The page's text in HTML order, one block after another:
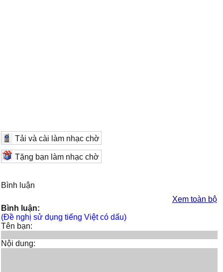
Tải và cài làm nhạc chờ
Tặng bạn làm nhạc chờ
Bình luận
Xem toàn bộ
Bình luận:
(Đề nghị sử dụng tiếng Việt có dấu)
Tên bạn:
Nội dung: